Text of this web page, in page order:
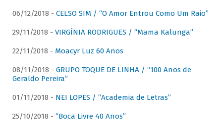
06/12/2018 - CELSO SIM / “O Amor Entrou Como Um Raio”
29/11/2018 - VIRGÍNIA RODRIGUES / “Mama Kalunga”
22/11/2018 - Moacyr Luz 60 Anos
08/11/2018 - GRUPO TOQUE DE LINHA / “100 Anos de
Geraldo Pereira”
01/11/2018 - NEI LOPES / “Academia de Letras”
25/10/2018 - “Boca Livre 40 Anos”